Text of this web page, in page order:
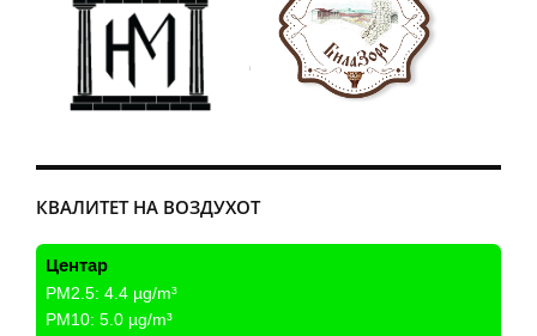
КВАЛИТЕТ НА ВОЗДУХОТ
Центар
PM2.5: 4.4 µg/m³
PM10: 5.0 µg/m³